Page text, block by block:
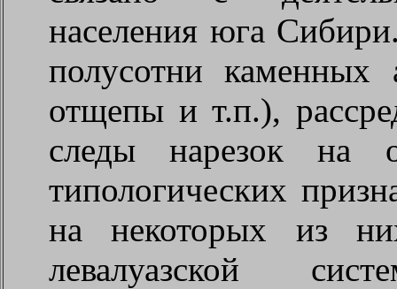
населения юга
полусотни каменных
отщепы и т.п.),
следы нарезок на
типологических
на некоторых из
левалуазской